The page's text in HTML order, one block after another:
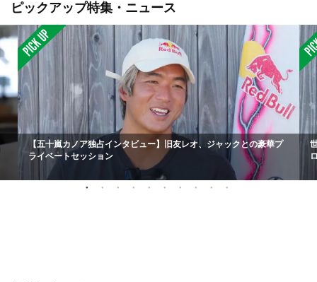
ピックアップ特集・ニュース
【五十嵐カノア独占インタビュー】旧友レオ、ジャックとの豪華プ
ライベートセッション